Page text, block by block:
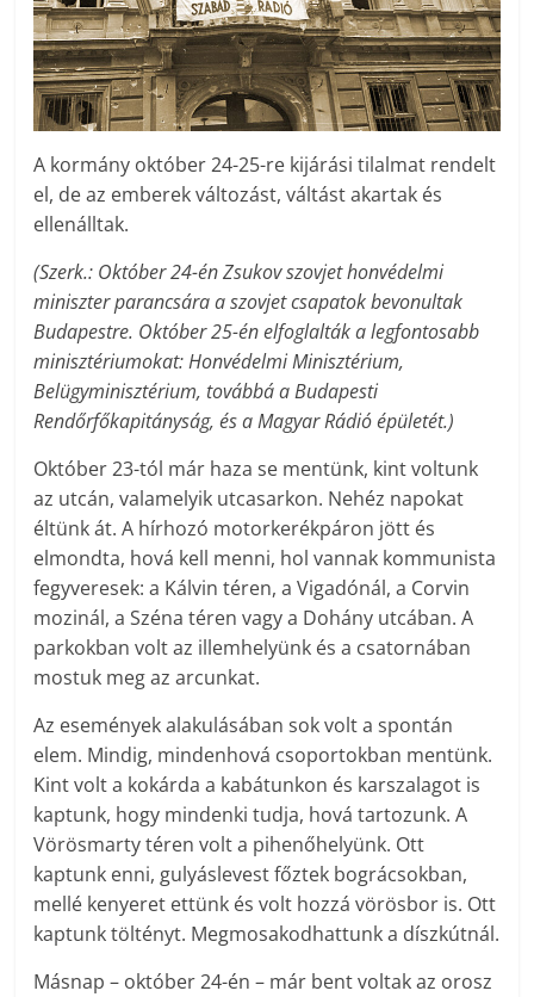
A kormány október 24-25-re kijárási tilalmat rendelt
el, de az emberek változást, váltást akartak és
ellenálltak.
(Szerk.: Október 24-én Zsukov szovjet honvédelmi
miniszter parancsára a szovjet csapatok bevonultak
Budapestre. Október 25-én elfoglalták a legfontosabb
minisztériumokat: Honvédelmi Minisztérium,
Belügyminisztérium, továbbá a Budapesti
Rendőrfőkapitányság, és a Magyar Rádió épületét.)
Október 23-tól már haza se mentünk, kint voltunk
az utcán, valamelyik utcasarkon. Nehéz napokat
éltünk át. A hírhozó motorkerékpáron jött és
elmondta, hová kell menni, hol vannak kommunista
fegyveresek: a Kálvin téren, a Vigadónál, a Corvin
mozinál, a Széna téren vagy a Dohány utcában. A
parkokban volt az illemhelyünk és a csatornában
mostuk meg az arcunkat.
Az események alakulásában sok volt a spontán
elem. Mindig, mindenhová csoportokban mentünk.
Kint volt a kokárda a kabátunkon és karszalagot is
kaptunk, hogy mindenki tudja, hová tartozunk. A
Vörösmarty téren volt a pihenőhelyünk. Ott
kaptunk enni, gulyáslevest főztek bográcsokban,
mellé kenyeret ettünk és volt hozzá vörösbor is. Ott
kaptunk töltényt. Megmosakodhattunk a díszkútnál.
Másnap – október 24-én – már bent voltak az orosz